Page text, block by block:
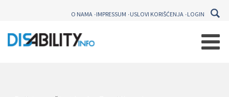
O NAMA IMPRESSUM USLOVI KORIŠĆENJA LOGIN